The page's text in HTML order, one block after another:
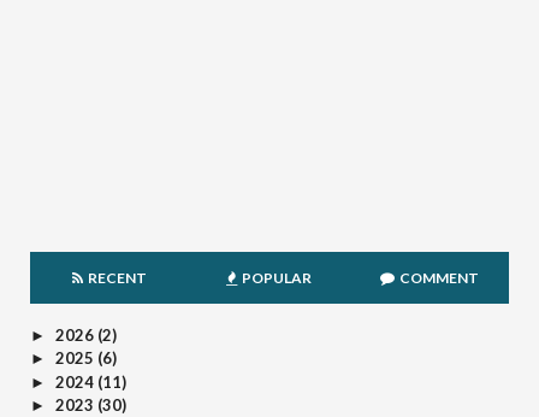
RECENT POPULAR COMMENT
► 2026 (2)
► 2025 (6)
► 2024 (11)
► 2023 (30)